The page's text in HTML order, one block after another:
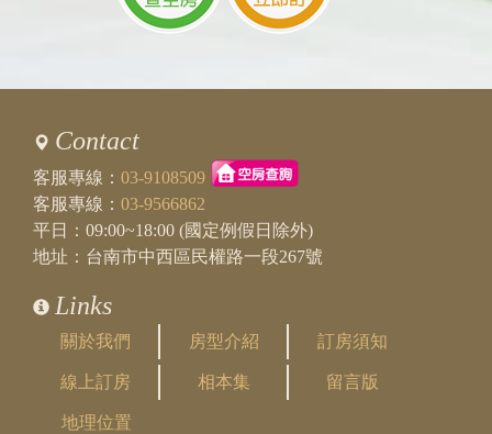
Contact
客服專線： 03-9108509
客服專線： 03-9566862
平日：09:00~18:00 (國定例假日除外)
地址：台南市中西區民權路一段267號
Links
關於我們 房型介紹 訂房須知
線上訂房 相本集 留言版
地理位置